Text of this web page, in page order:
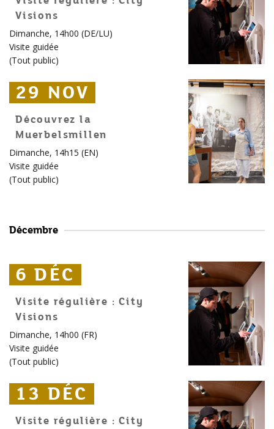
Visions
Dimanche, 14h00 (DE/LU)
Visite guidée
(Tout public)
29 NOV
29 NOV
29 NOV
Découvrez la
Muerbelsmillen
Dimanche, 14h15 (EN)
Visite guidée
(Tout public)
Décembre
6 DÉC
6 DÉC
6 DÉC
Visite régulière : City
Visions
Dimanche, 14h00 (FR)
Visite guidée
(Tout public)
13 DÉC
13 DÉC
13 DÉC
Visite régulière : City